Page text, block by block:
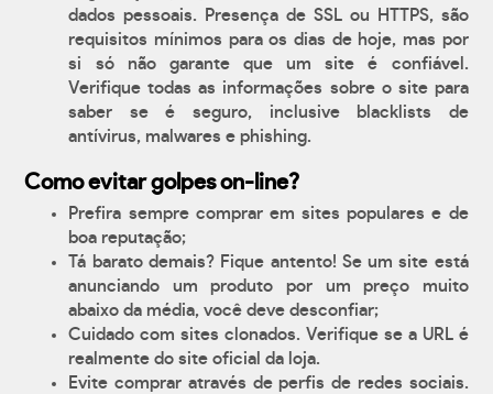
dados pessoais. Presença de SSL ou HTTPS, são
requisitos mínimos para os dias de hoje, mas por
si só não garante que um site é confiável.
Verifique todas as informações sobre o site para
saber se é seguro, inclusive blacklists de
antívirus, malwares e phishing.
Como evitar golpes on-line?
Prefira sempre comprar em sites populares e de
boa reputação;
Tá barato demais? Fique antento! Se um site está
anunciando um produto por um preço muito
abaixo da média, você deve desconfiar;
Cuidado com sites clonados. Verifique se a URL é
realmente do site oficial da loja.
Evite comprar através de perfis de redes sociais.